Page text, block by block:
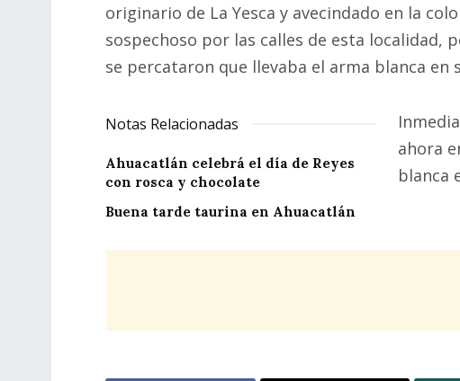
originario de La Yesca y avecindado en la
sospechoso por las calles de esta localidad,
se percataron que llevaba el arma blanca en
Notas Relacionadas
Ahuacatlán celebrá el día de Reyes
con rosca y chocolate
Buena tarde taurina en Ahuacatlán
ahora
blanca